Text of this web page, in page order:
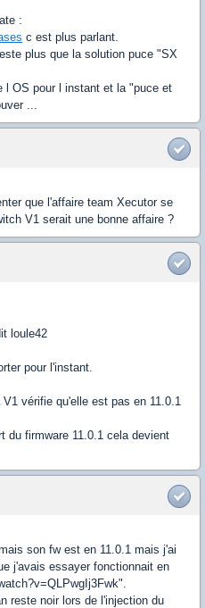
:
c est plus parlant.
plus que la solution puce "SX
l OS pour l instant et la "puce et
...
que l'affaire team Xecutor se
V1 serait une bonne affaire ?
loule42
pour l'instant.
vérifie qu'elle est pas en 11.0.1
du firmware 11.0.1 cela devient
son fw est en 11.0.1 mais j'ai
j'avais essayer fonctionnait en
reste noir lors de l'injection du